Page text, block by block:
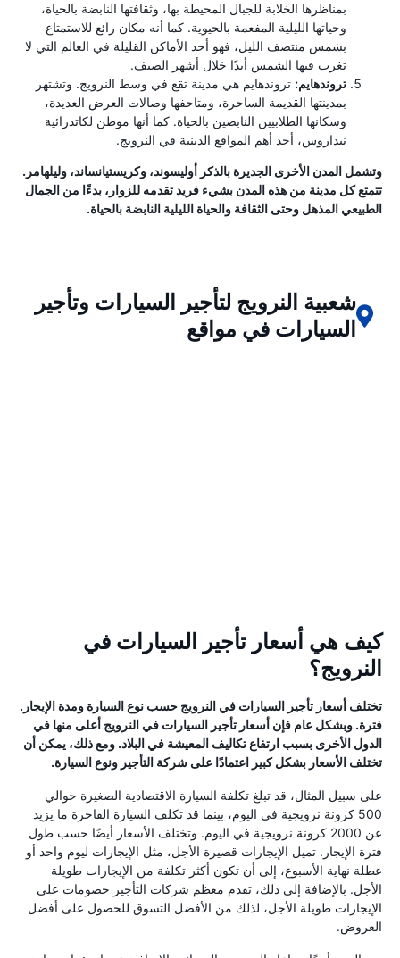
بمناظرها الخلابة للجبال المحيطة بها، وثقافتها النابضة بالحياة،
وحياتها الليلية المفعمة بالحيوية. كما أنه مكان رائع للاستمتاع
بشمس منتصف الليل، فهو أحد الأماكن القليلة في العالم التي لا
تغرب فيها الشمس أبدًا خلال أشهر الصيف.
تروندهايم: تروندهايم هي مدينة تقع في وسط النرويج. وتشتهر
بمدينتها القديمة الساحرة، ومتاحفها وصالات العرض العديدة،
وسكانها الطلابيين النابضين بالحياة. كما أنها موطن لكاتدرائية
نيداروس، أحد أهم المواقع الدينية في النرويج.
وتشمل المدن الأخرى الجديرة بالذكر أوليسوند، وكريستيانساند، وليلهامر.
تتمتع كل مدينة من هذه المدن بشيء فريد تقدمه للزوار، بدءًا من الجمال
الطبيعي المذهل وحتى الثقافة والحياة الليلية النابضة بالحياة.
شعبية النرويج لتأجير السيارات وتأجير
السيارات في مواقع
كيف هي أسعار تأجير السيارات في
النرويج؟
تختلف أسعار تأجير السيارات في النرويج حسب نوع السيارة ومدة الإيجار.
فترة. وبشكل عام فإن أسعار تأجير السيارات في النرويج أعلى منها في
الدول الأخرى بسبب ارتفاع تكاليف المعيشة في البلاد. ومع ذلك، يمكن أن
تختلف الأسعار بشكل كبير اعتمادًا على شركة التأجير ونوع السيارة.
على سبيل المثال، قد تبلغ تكلفة السيارة الاقتصادية الصغيرة حوالي
500 كرونة نرويجية في اليوم، بينما قد تكلف السيارة الفاخرة ما يزيد
عن 2000 كرونة نرويجية في اليوم. وتختلف الأسعار أيضًا حسب طول
فترة الإيجار. تميل الإيجارات قصيرة الأجل، مثل الإيجارات ليوم واحد أو
عطلة نهاية الأسبوع، إلى أن تكون أكثر تكلفة من الإيجارات طويلة
الأجل. بالإضافة إلى ذلك، تقدم معظم شركات التأجير خصومات على
الإيجارات طويلة الأجل، لذلك من الأفضل التسوق للحصول على أفضل
العروض.